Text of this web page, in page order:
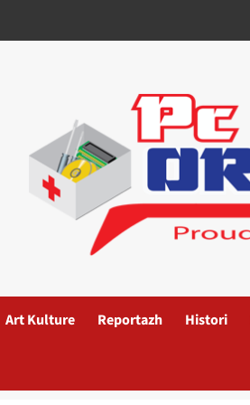
Art Kulture Reportazh Histori